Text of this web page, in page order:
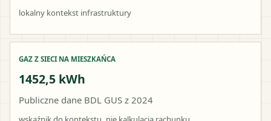
lokalny kontekst infrastruktury
GAZ Z SIECI NA MIESZKAŃCA
1452,5 kWh
Publiczne dane BDL GUS z 2024